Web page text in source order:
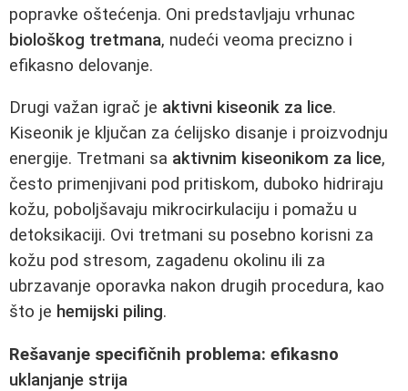
popravke oštećenja. Oni predstavljaju vrhunac
biološkog tretmana, nudeći veoma precizno i
efikasno delovanje.
Drugi važan igrač je aktivni kiseonik za lice.
Kiseonik je ključan za ćelijsko disanje i proizvodnju
energije. Tretmani sa aktivnim kiseonikom za lice,
često primenjivani pod pritiskom, duboko hidriraju
kožu, poboljšavaju mikrocirkulaciju i pomažu u
detoksikaciji. Ovi tretmani su posebno korisni za
kožu pod stresom, zagadenu okolinu ili za
ubrzavanje oporavka nakon drugih procedura, kao
što je hemijski piling.
Rešavanje specifičnih problema: efikasno
uklanjanje strija